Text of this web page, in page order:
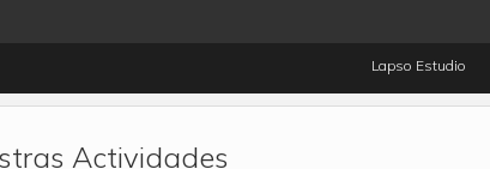
Lapso Estudio
Actividades